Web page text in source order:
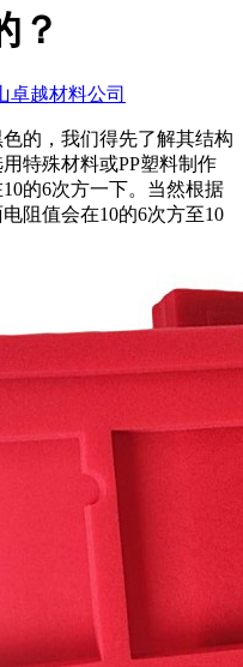
？
卓越材料公司
的，我们得先了解其结构
特殊材料或PP塑料制作
的6次方一下。当然根据
阻值会在10的6次方至10